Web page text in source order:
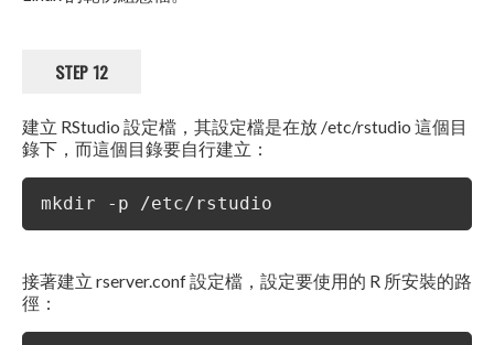
STEP 12
建立 RStudio 設定檔，其設定檔是在放 /etc/rstudio 這個目
錄下，而這個目錄要自行建立：
mkdir -p /etc/rstudio
接著建立 rserver.conf 設定檔，設定要使用的 R 所安裝的路
徑：